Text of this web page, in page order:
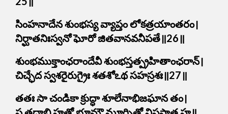
సింహనాదేన శుంభస్య వ్యాప్తం లోకత్రయాంతరం।
నిర్ఘాతనిఃస్వనో ఘోరో జితవానవనీపతే॥26॥
శుంభముక్తాంఛరాందేవీ శుంభస్తత్ప్రహితాంఛరాన్।
చిచ్ఛేద స్వశరైరుగ్రైః శతశోఽథ సహస్రశః॥27॥
తతః సా చండికా క్రుద్ధా శూలేనాభిజఘాన తం।